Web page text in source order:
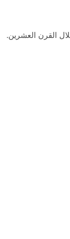
القرن العشرين.